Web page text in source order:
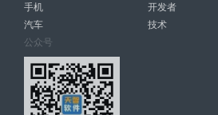
手机
开发者
汽车
技术
公众号